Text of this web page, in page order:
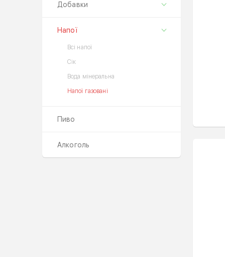
Добавки
Напої
Всі напої
Сік
Вода мінеральна
Напої газовані
Пиво
Алкоголь